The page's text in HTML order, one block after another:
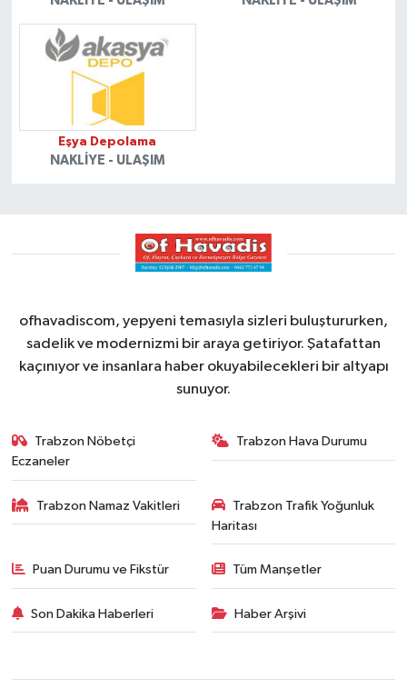
Eşya Depolama
NAKLİYE - ULAŞIM
ofhavadiscom, yepyeni temasıyla sizleri buluştururken,
sadelik ve modernizmi bir araya getiriyor. Şatafattan
kaçınıyor ve insanlara haber okuyabilecekleri bir altyapı
sunuyor.
Trabzon Nöbetçi
Eczaneler
Trabzon Hava Durumu
Trabzon Namaz Vakitleri
Trabzon Trafik Yoğunluk
Haritası
Puan Durumu ve Fikstür Tüm Manşetler
Son Dakika Haberleri Haber Arşivi